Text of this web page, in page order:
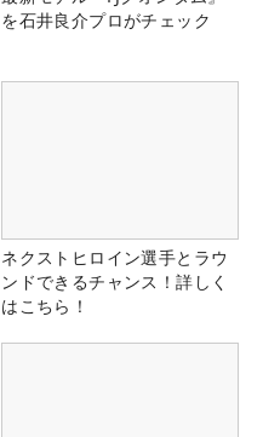
を石井良介プロがチェック
ネクストヒロイン選手とラウ
ンドできるチャンス！詳しく
はこちら！